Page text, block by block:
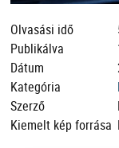
Olvasási idő
Publikálva
Dátum
Kategória
Szerző
Kiemelt kép forrása